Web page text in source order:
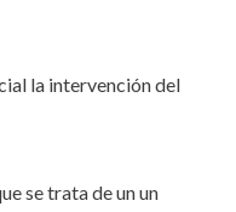
la intervención del
se trata de un un